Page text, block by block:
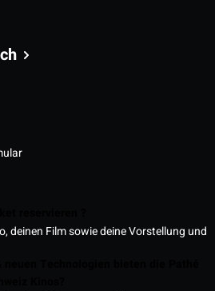
deinen Film sowie deine Vorstellung und